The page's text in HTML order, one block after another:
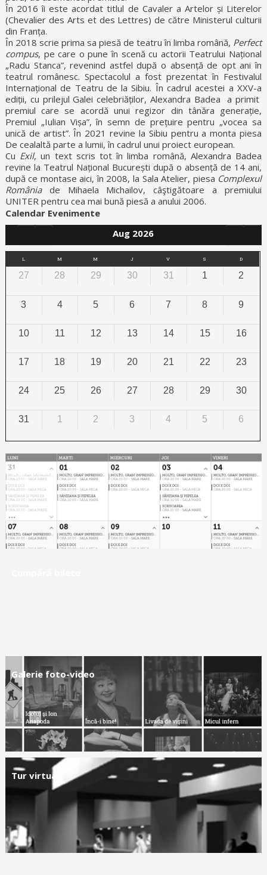
În 2016 îi este acordat titlul de Cavaler a Artelor și Literelor
(Chevalier des Arts et des Lettres) de către Ministerul culturii
din Franța.
În 2018 scrie prima sa piesă de teatru în limba română, Perfect
compus, pe care o pune în scenă cu actorii Teatrului Național
„Radu Stanca”, revenind astfel după o absență de opt ani în
teatrul românesc. Spectacolul a fost prezentat în Festivalul
Internațional de Teatru de la Sibiu. În cadrul acestei a XXV-a
ediții, cu prilejul Galei celebriăților, Alexandra Badea a primit
premiul care se acordă unui regizor din tânăra generație,
Premiul „Iulian Vișa”, în semn de prețuire pentru „vocea sa
unică de artist”. În 2021 revine la Sibiu pentru a monta piesa
De cealaltă parte a lumii, în cadrul unui proiect european.
Cu Exil, un text scris tot în limba română, Alexandra Badea
revine la Teatrul Național București după o absență de 14 ani,
după ce montase aici, în 2008, la Sala Atelier, piesa Complexul
Româniade Mihaela Michailov, câştigătoare a premiului
UNITER pentru cea mai bună piesă a anului 2006.
Calendar Evenimente
Aug 2026
L M M J V S D
27 28 29 30 31 1 2
3 4 5 6 7 8 9
10 11 12 13 14 15 16
17 18 19 20 21 22 23
24 25 26 27 28 29 30
31 1 2 3 4 5 6
Calendar
Galerie foto-video
Tur virtual